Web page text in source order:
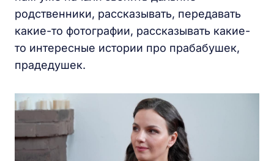
родственники, рассказывать, передавать
какие-то фотографии, рассказывать какие-
то интересные истории про прабабушек,
прадедушек.